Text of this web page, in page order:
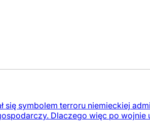
się symbolem terroru niemieckiej
Dlaczego więc po wojnie